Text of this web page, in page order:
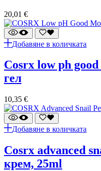
20,01 €
Добавяне в количката
cosrx low ph good morning почистващ
гел
10,35 €
Добавяне в количката
cosrx advanced snail peptide околоочен
крем, 25ml